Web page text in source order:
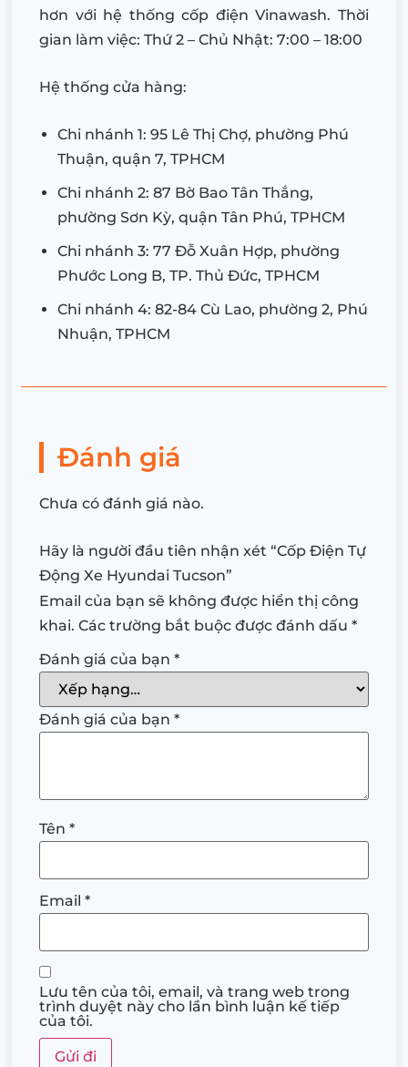
hơn với hệ thống cốp điện Vinawash. Thời
gian làm việc: Thứ 2 – Chủ Nhật: 7:00 – 18:00
Hệ thống cửa hàng:
Chi nhánh 1: 95 Lê Thị Chợ, phường Phú
Thuận, quận 7, TPHCM
Chi nhánh 2: 87 Bờ Bao Tân Thắng,
phường Sơn Kỳ, quận Tân Phú, TPHCM
Chi nhánh 3: 77 Đỗ Xuân Hợp, phường
Phước Long B, TP. Thủ Đức, TPHCM
Chi nhánh 4: 82-84 Cù Lao, phường 2, Phú
Nhuận, TPHCM
Đánh giá
Chưa có đánh giá nào.
Hãy là người đầu tiên nhận xét “Cốp Điện Tự
Động Xe Hyundai Tucson”
Email của bạn sẽ không được hiển thị công
khai. Các trường bắt buộc được đánh dấu *
Đánh giá của bạn *
Đánh giá của bạn *
Tên *
Email *
Lưu tên của tôi, email, và trang web trong
trình duyệt này cho lần bình luận kế tiếp
của tôi.